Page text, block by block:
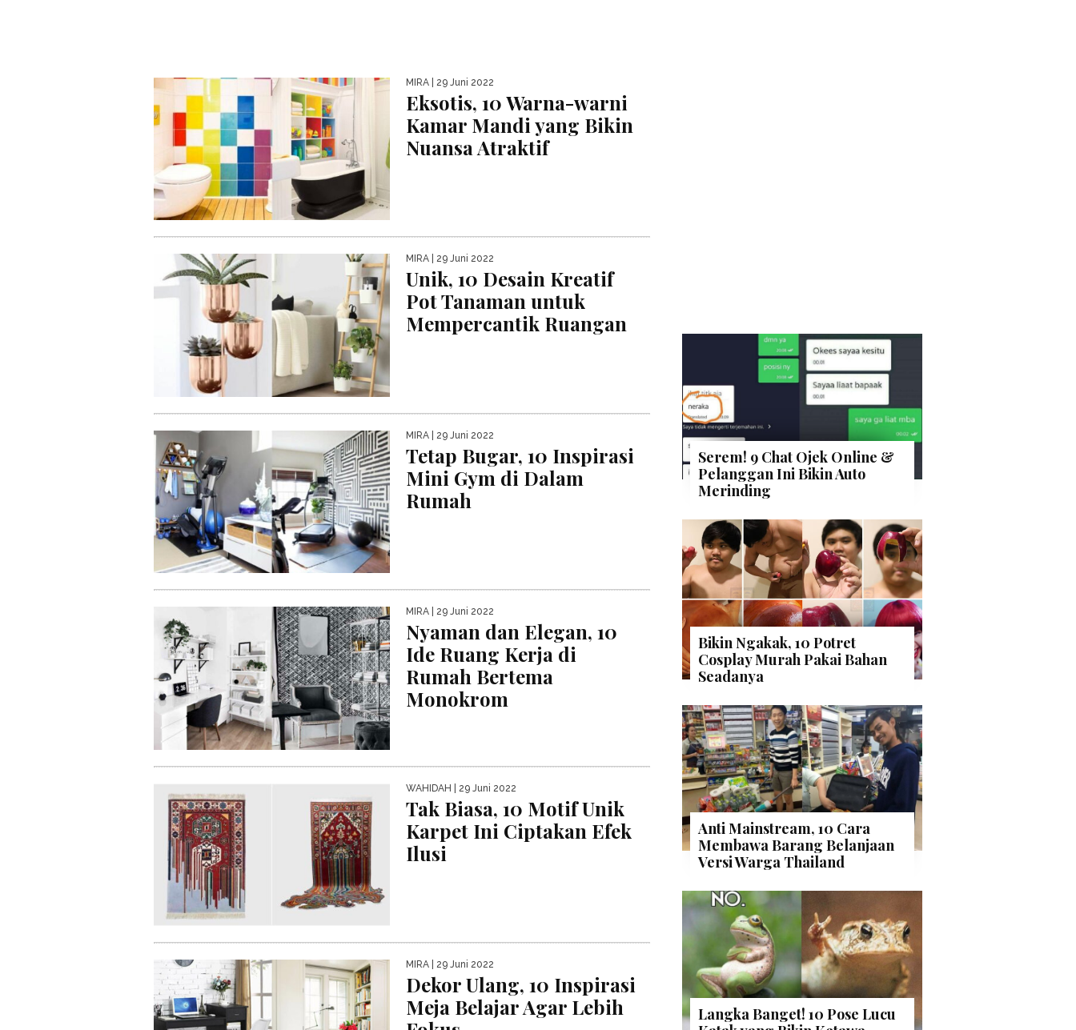
MIRA | 29 Juni 2022
Eksotis, 10 Warna-warni
Kamar Mandi yang Bikin
Nuansa Atraktif
MIRA | 29 Juni 2022
Unik, 10 Desain Kreatif
Pot Tanaman untuk
Mempercantik Ruangan
MIRA | 29 Juni 2022
Tetap Bugar, 10 Inspirasi
Mini Gym di Dalam
Rumah
MIRA | 29 Juni 2022
Nyaman dan Elegan, 10
Ide Ruang Kerja di
Rumah Bertema
Monokrom
WAHIDAH | 29 Juni 2022
Tak Biasa, 10 Motif Unik
Karpet Ini Ciptakan Efek
Ilusi
MIRA | 29 Juni 2022
Dekor Ulang, 10 Inspirasi
Meja Belajar Agar Lebih
Serem! 9 Chat Ojek Online &
Pelanggan Ini Bikin Auto
Merinding
Bikin Ngakak, 10 Potret
Cosplay Murah Pakai Bahan
Seadanya
Anti Mainstream, 10 Cara
Membawa Barang Belanjaan
Versi Warga Thailand
Langka Banget! 10 Pose Lucu